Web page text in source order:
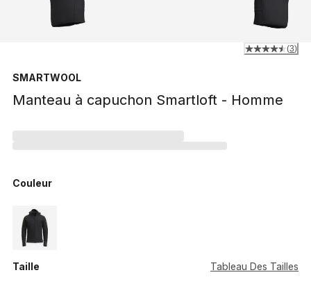
SMARTWOOL
Manteau à capuchon Smartloft - Homme
(3)
Couleur
Taille Tableau Des Tailles